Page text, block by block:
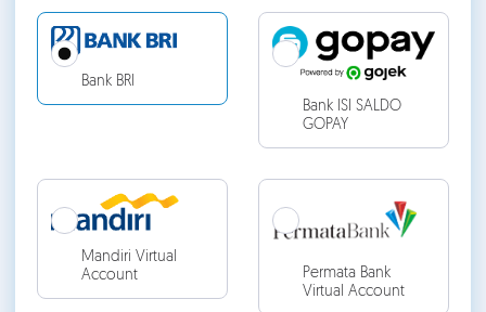
Bank BRI
Bank ISI SALDO
GOPAY
Mandiri Virtual
Account
Permata Bank
Virtual Account